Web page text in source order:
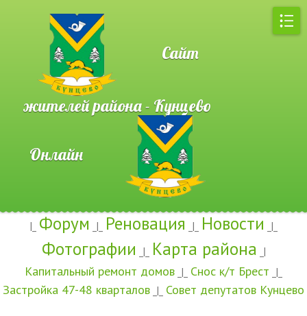
Сайт
жителей района - Кунцево
Онлайн
|_ Форум _|_ Реновация _|_ Новости _|_
Фотографии _|_ Карта района _|
Капитальный ремонт домов _|_ Снос к/т Брест _|_
Застройка 47-48 кварталов _|_ Совет депутатов Кунцево